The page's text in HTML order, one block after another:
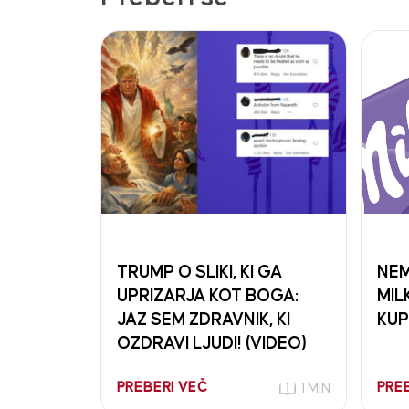
TRUMP O SLIKI, KI GA
UPRIZARJA KOT BOGA:
JAZ SEM ZDRAVNIK, KI
OZDRAVI LJUDI! (VIDEO)
PREBERI VEČ 1 MIN